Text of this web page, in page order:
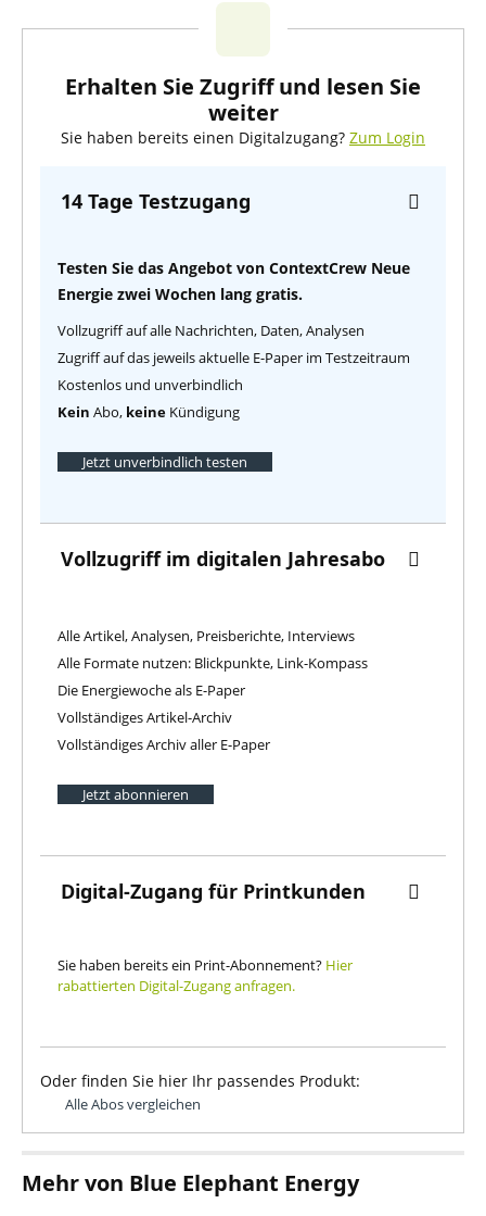
Erhalten Sie Zugriff und lesen Sie
weiter
Sie haben bereits einen Digitalzugang? Zum Login
14 Tage Testzugang
Testen Sie das Angebot von ContextCrew Neue
Energie zwei Wochen lang gratis.
Vollzugriff auf alle Nachrichten, Daten, Analysen
Zugriff auf das jeweils aktuelle E-Paper im Testzeitraum
Kostenlos und unverbindlich
Kein Abo, keine Kündigung
Jetzt unverbindlich testen
Vollzugriff im digitalen Jahresabo
Alle Artikel, Analysen, Preisberichte, Interviews
Alle Formate nutzen: Blickpunkte, Link-Kompass
Die Energiewoche als E-Paper
Vollständiges Artikel-Archiv
Vollständiges Archiv aller E-Paper
Jetzt abonnieren
Digital-Zugang für Printkunden
Sie haben bereits ein Print-Abonnement? Hier
rabattierten Digital-Zugang anfragen.
Oder finden Sie hier Ihr passendes Produkt:
Alle Abos vergleichen
Mehr von Blue Elephant Energy